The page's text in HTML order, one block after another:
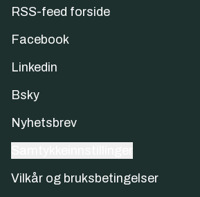
RSS-feed forside
Facebook
Linkedin
Bsky
Nyhetsbrev
Vilkår og bruksbetingelser